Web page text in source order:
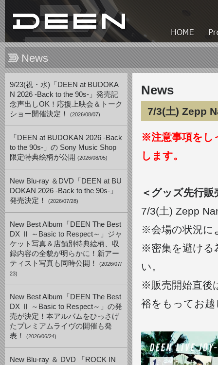
News
9/23(祝・水)「DEEN at BUDOKA
N 2026 -Back to the 90s-」発売記
念声出しOK！応援上映会＆トーク
ショー開催決定！
(2026/08/07)
「DEEN at BUDOKAN 2026 -Back
to the 90s-」の Sony Music Shop
限定特典絵柄が公開 (2026/08/05)
New Blu-ray ＆DVD「DEEN at BU
DOKAN 2026 -Back to the 90s-」
発売決定！
(2026/07/28)
New Best Album「DEEN The Best
DX Ⅱ ～Basic to Respect～」ジャ
ケット写真＆店舗別特典絵柄、収
録内容の全貌が明らかに！新アー
ティスト写真も同時公開！
(2026/07/
23)
New Best Album「DEEN The Best
DX Ⅱ ～Basic to Respect～」の発
売が決定！本アルバムをひっさげ
たプレミアムライヴの開催も発
表！
(2026/06/24)
New Blu-ray ＆ DVD 「ROCK IN
News
7/3(土) Zepp
※注意事項をし
します。
＜グッズ先行
7/3(土) Zepp
※会場の状況に
※密集を避ける
い。
※販売開始直後
裕をもってお